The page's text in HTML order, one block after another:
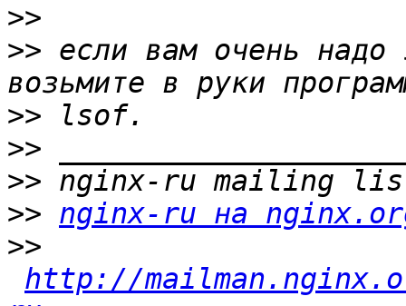
>>
>> если вам очень
>>
>>
>>
>> nginx-ru на
>>
http://